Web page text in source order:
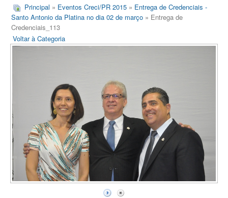
Principal » Eventos Creci/PR 2015 » Entrega de Credenciais -
Santo Antonio da Platina no dia 02 de março » Entrega de
Credenciais_113
Voltar à Categoria